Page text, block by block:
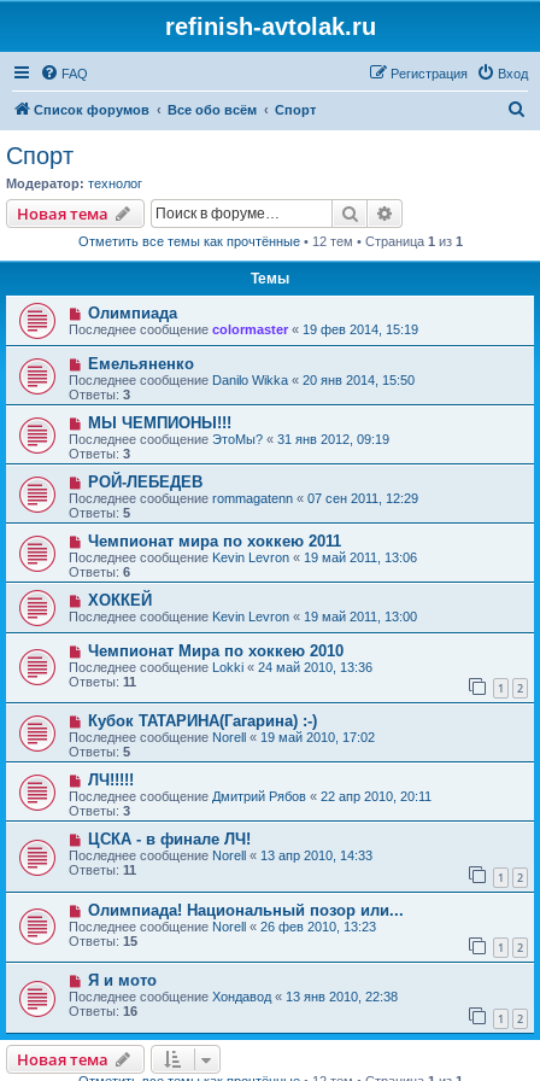
refinish-avtolak.ru
FAQ Вход
Регистрация
Список форумов Все обо всём Спорт
Спорт
Модератор: технолог
Новая тема Поиск
Отметить все темы как прочтённые• 12 тем • Страница 1 из 1
Темы
Олимпиада
Последнее сообщение colormaster « 19 фев 2014, 15:19
Емельяненко
Последнее сообщение Danilo Wikka « 20 янв 2014, 15:50
Ответы: 3
МЫ ЧЕМПИОНЫ!!!
Последнее сообщение ЭтоМы? « 31 янв 2012, 09:19
Ответы: 3
РОЙ-ЛЕБЕДЕВ
Последнее сообщение rommagatenn « 07 сен 2011, 12:29
Ответы: 5
Чемпионат мира по хоккею 2011
Последнее сообщение Kevin Levron « 19 май 2011, 13:06
Ответы: 6
ХОККЕЙ
Последнее сообщение Kevin Levron « 19 май 2011, 13:00
Чемпионат Мира по хоккею 2010
Последнее сообщение Lokki « 24 май 2010, 13:36
Ответы: 11 1 2
Кубок ТАТАРИНА(Гагарина) :-)
Последнее сообщение Norell « 19 май 2010, 17:02
Ответы: 5
ЛЧ!!!!!
Последнее сообщение Дмитрий Рябов « 22 апр 2010, 20:11
Ответы: 3
ЦСКА - в финале ЛЧ!
Последнее сообщение Norell « 13 апр 2010, 14:33
Ответы: 11 1 2
Олимпиада! Национальный позор или...
Последнее сообщение Norell « 26 фев 2010, 13:23
Ответы: 15 1 2
Я и мото
Последнее сообщение Хондавод« 13 янв 2010, 22:38
Ответы: 16 1 2
Новая тема